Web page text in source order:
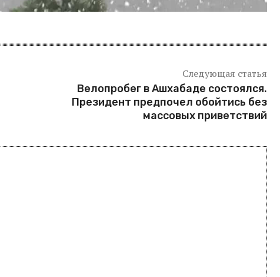
Следующая статья
Велопробег в Ашхабаде состоялся.
Президент предпочел обойтись без
массовых приветствий